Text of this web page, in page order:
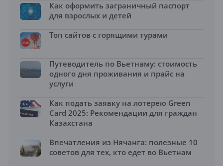
Как оформить заграничный паспорт
для взрослых и детей
Топ сайтов с горящими турами
Путеводитель по Вьетнаму: стоимость
одного дня проживания и прайс на
услуги
Как подать заявку на лотерею Green
Card 2025: Рекомендации для граждан
Казахстана
Впечатления из Нячанга: полезные 10
советов для тех, кто едет во Вьетнам